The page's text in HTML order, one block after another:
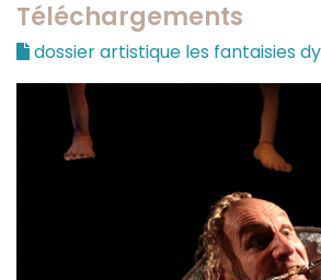
Téléchargements
dossier artistique les fantaisies